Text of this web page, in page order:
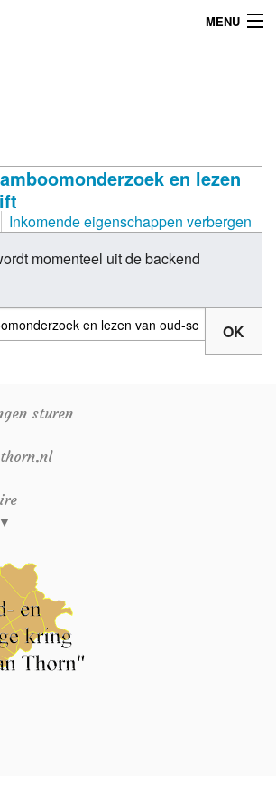
MENU
en lezen
Inkomende eigenschappen verbergen
momenteel uit de backend
sturen
▼